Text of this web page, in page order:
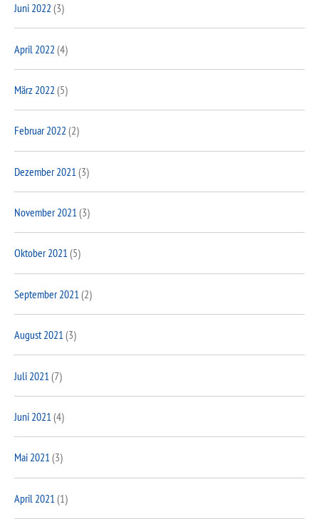
Juni 2022 (3)
April 2022 (4)
März 2022 (5)
Februar 2022 (2)
Dezember 2021 (3)
November 2021(3)
Oktober 2021(5)
September 2021 (2)
August 2021(3)
Juli 2021 (7)
Juni 2021 (4)
Mai 2021(3)
April 2021 (1)